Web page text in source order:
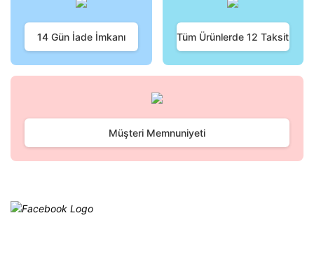
Bu ürüne benzer farklı alternatifler olmalı.
Gönder
14 Gün İade İmkanı Tüm Ürünlerde 12 Taksit
Müşteri Memnuniyeti